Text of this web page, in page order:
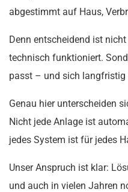
abgestimmt auf Haus,
Denn entscheidend ist
technisch funktioniert.
passt – und sich langfristig
Genau hier unterscheiden
Nicht jede Anlage ist
jedes System ist für jedes
Unser Anspruch ist klar:
und auch in vielen Jahren